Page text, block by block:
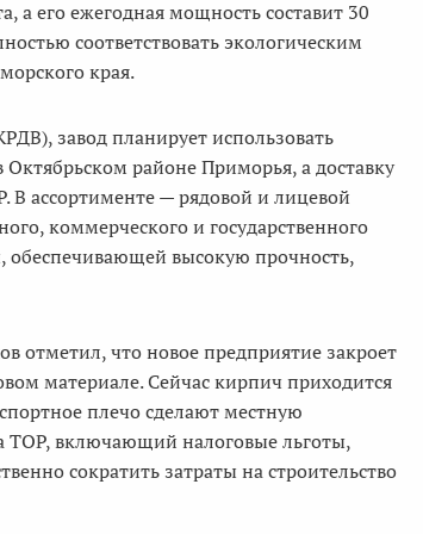
а его ежегодная мощность составит 30
соответствовать экологическим
края.
завод планирует использовать
Октябрьском районе Приморья, а доставку
В ассортименте — рядовой и лицевой
коммерческого и государственного
обеспечивающей высокую прочность,
что новое предприятие закроет
материале. Сейчас кирпич приходится
плечо сделают местную
ТОР, включающий налоговые льготы,
сократить затраты на строительство